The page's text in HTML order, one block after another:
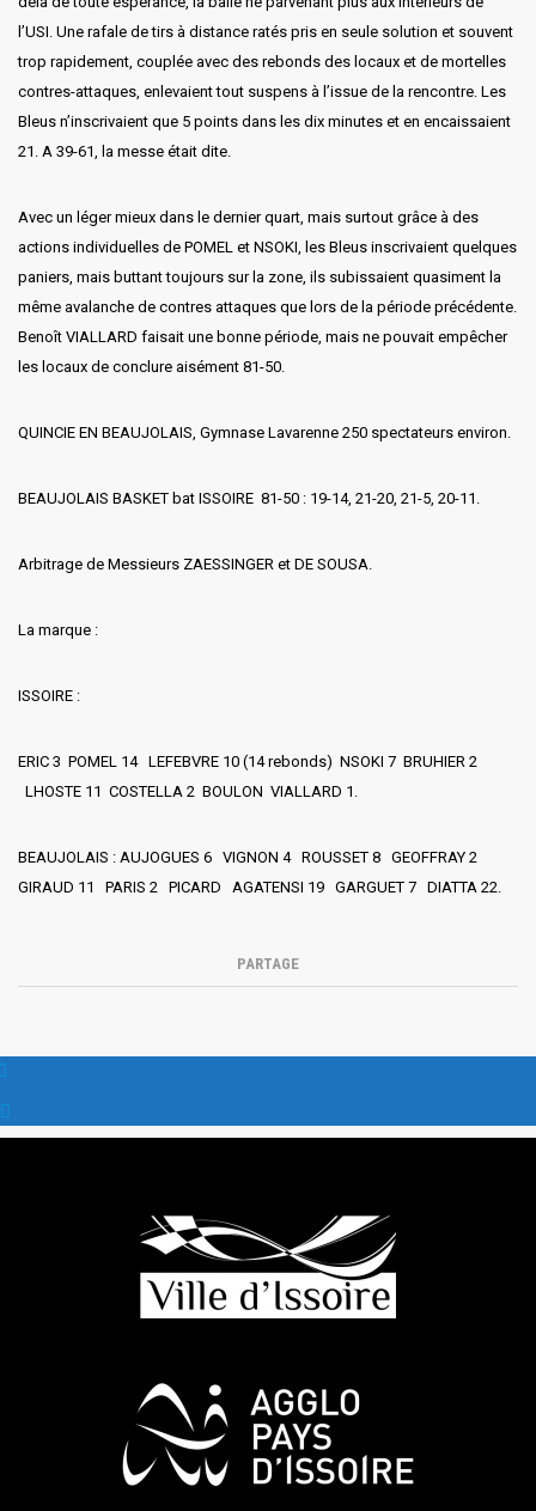
l’USI. Une rafale de tirs à distance ratés pris en seule solution et souvent
trop rapidement, couplée avec des rebonds des locaux et de mortelles
contres-attaques, enlevaient tout suspens à l’issue de la rencontre. Les
Bleus n’inscrivaient que 5 points dans les dix minutes et en encaissaient
21. A 39-61, la messe était dite.
Avec un léger mieux dans le dernier quart, mais surtout grâce à des
actions individuelles de POMEL et NSOKI, les Bleus inscrivaient quelques
paniers, mais buttant toujours sur la zone, ils subissaient quasiment la
même avalanche de contres attaques que lors de la période précédente.
Benoît VIALLARD faisait une bonne période, mais ne pouvait empêcher
les locaux de conclure aisément 81-50.
QUINCIE EN BEAUJOLAIS, Gymnase Lavarenne 250 spectateurs environ.
BEAUJOLAIS BASKET bat ISSOIRE 81-50 : 19-14, 21-20, 21-5, 20-11.
Arbitrage de Messieurs ZAESSINGER et DE SOUSA.
La marque :
ISSOIRE :
ERIC 3 POMEL 14 LEFEBVRE 10 (14 rebonds) NSOKI 7 BRUHIER 2
LHOSTE 11 COSTELLA 2 BOULON VIALLARD 1.
BEAUJOLAIS : AUJOGUES 6 VIGNON 4 ROUSSET 8 GEOFFRAY 2
GIRAUD 11 PARIS 2 PICARD AGATENSI 19 GARGUET 7 DIATTA 22.
PARTAGE